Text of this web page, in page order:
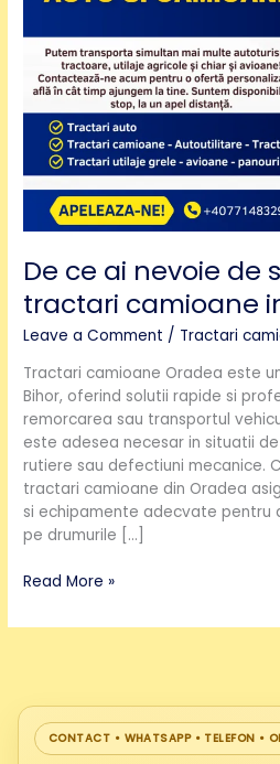
De ce ai nevoie de
tractari camioane
Leave a Comment / Tractari
Tractari camioane Oradea este
Bihor, oferind solutii rapide si
remorcarea sau transportul
este adesea necesar in situatii
rutiere sau defectiuni mecanice.
tractari camioane din Oradea
si echipamente adecvate pentru
pe drumurile […]
Read More »
CONTACT • WHATSAPP • TELEFON •